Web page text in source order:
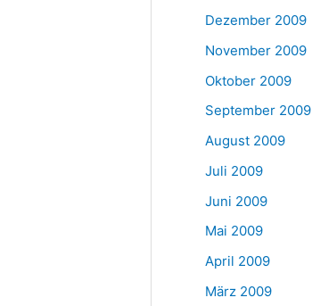
Dezember 2009
November 2009
Oktober 2009
September 2009
August 2009
Juli 2009
Juni 2009
Mai 2009
April 2009
März 2009